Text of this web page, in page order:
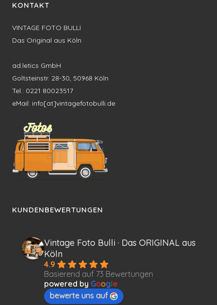
KONTAKT
VINTAGE FOTO BULLI
Das Original aus Köln
ad.letics GmbH
Goltsteinstr. 28-30, 50968 Köln
Tel.: 0221 80023517
eMail: info[at]vintagefotobulli.de
KUNDENBEWERTUNGEN
Vintage Foto Bulli · Das ORIGINAL aus
Köln
4.9
Basierend auf 73 Bewertungen
powered by Google
bewerte uns auf